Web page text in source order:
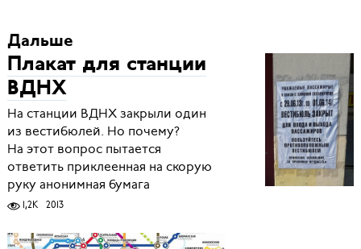
Дальше
Плакат для станции
ВДНХ
На станции ВДНХ закрыли один
из вестибюлей. Но почему?
На этот вопрос пытается
ответить приклеенная на скорую
руку анонимная бумага
1,2K 2013